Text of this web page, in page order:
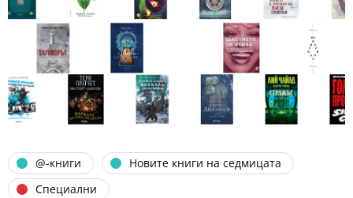
@-книги
Новите книги на седмицата
Специални